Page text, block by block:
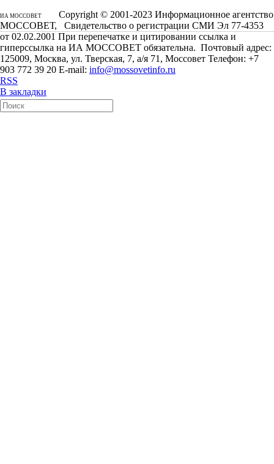
ИА МОССОВЕТ
Copyright © 2001-2023 Информационное агентство
МОССОВЕТ, Свидетельство о регистрации СМИ Эл 77-4353
от 02.02.2001 При перепечатке и цитировании ссылка и
гиперссылка на ИА МОССОВЕТ обязательна. Почтовый адрес:
125009, Москва, ул. Тверская, 7, а/я 71, Моссовет Телефон: +7
903 772 39 20 E-mail: info@mossovetinfo.ru
RSS
В закладки